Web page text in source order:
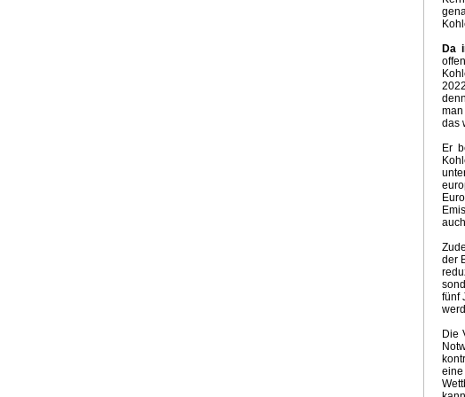
Hochwasserkatastrophe in
Wie realistisch sind 100 Prozent
Klimapolitik US Präsident Biden
Märchenstunde Klimaneutralität
Mehr Extremwetterlagen durch
Die
Klimakrise, Meinungsfreiheit,
Nur
Kohleausstieg und Ökodiktatur
Unaufhaltsamer Siegeszug der
Land der
Meinungsmache und
Die Ökodiktatur
Witterungsextreme und
Fake
Da
das
Er
der
fünf
Die